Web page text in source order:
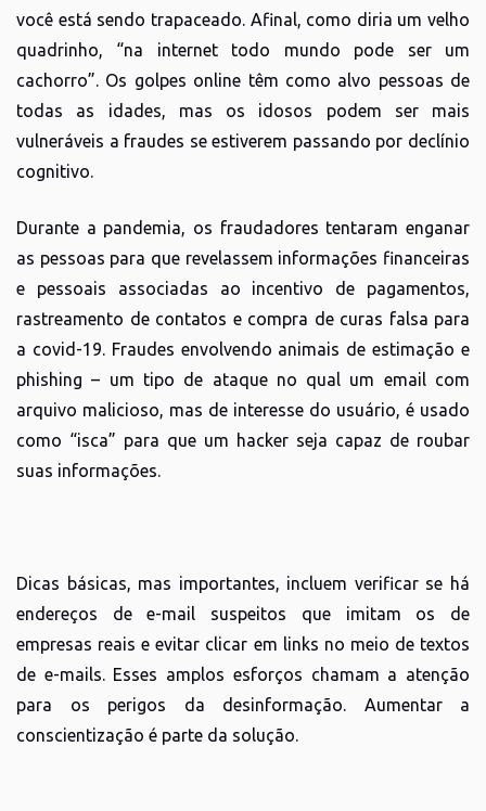
você está sendo trapaceado. Afinal, como diria um velho
quadrinho, “na internet todo mundo pode ser um
cachorro”. Os golpes online têm como alvo pessoas de
todas as idades, mas os idosos podem ser mais
vulneráveis a fraudes se estiverem passando por declínio
cognitivo.
Durante a pandemia, os fraudadores tentaram enganar
as pessoas para que revelassem informações financeiras
e pessoais associadas ao incentivo de pagamentos,
rastreamento de contatos e compra de curas falsa para
a covid-19. Fraudes envolvendo animais de estimação e
phishing – um tipo de ataque no qual um email com
arquivo malicioso, mas de interesse do usuário, é usado
como “isca” para que um hacker seja capaz de roubar
suas informações.
Dicas básicas, mas importantes, incluem verificar se há
endereços de e-mail suspeitos que imitam os de
empresas reais e evitar clicar em links no meio de textos
de e-mails. Esses amplos esforços chamam a atenção
para os perigos da desinformação. Aumentar a
conscientização é parte da solução.